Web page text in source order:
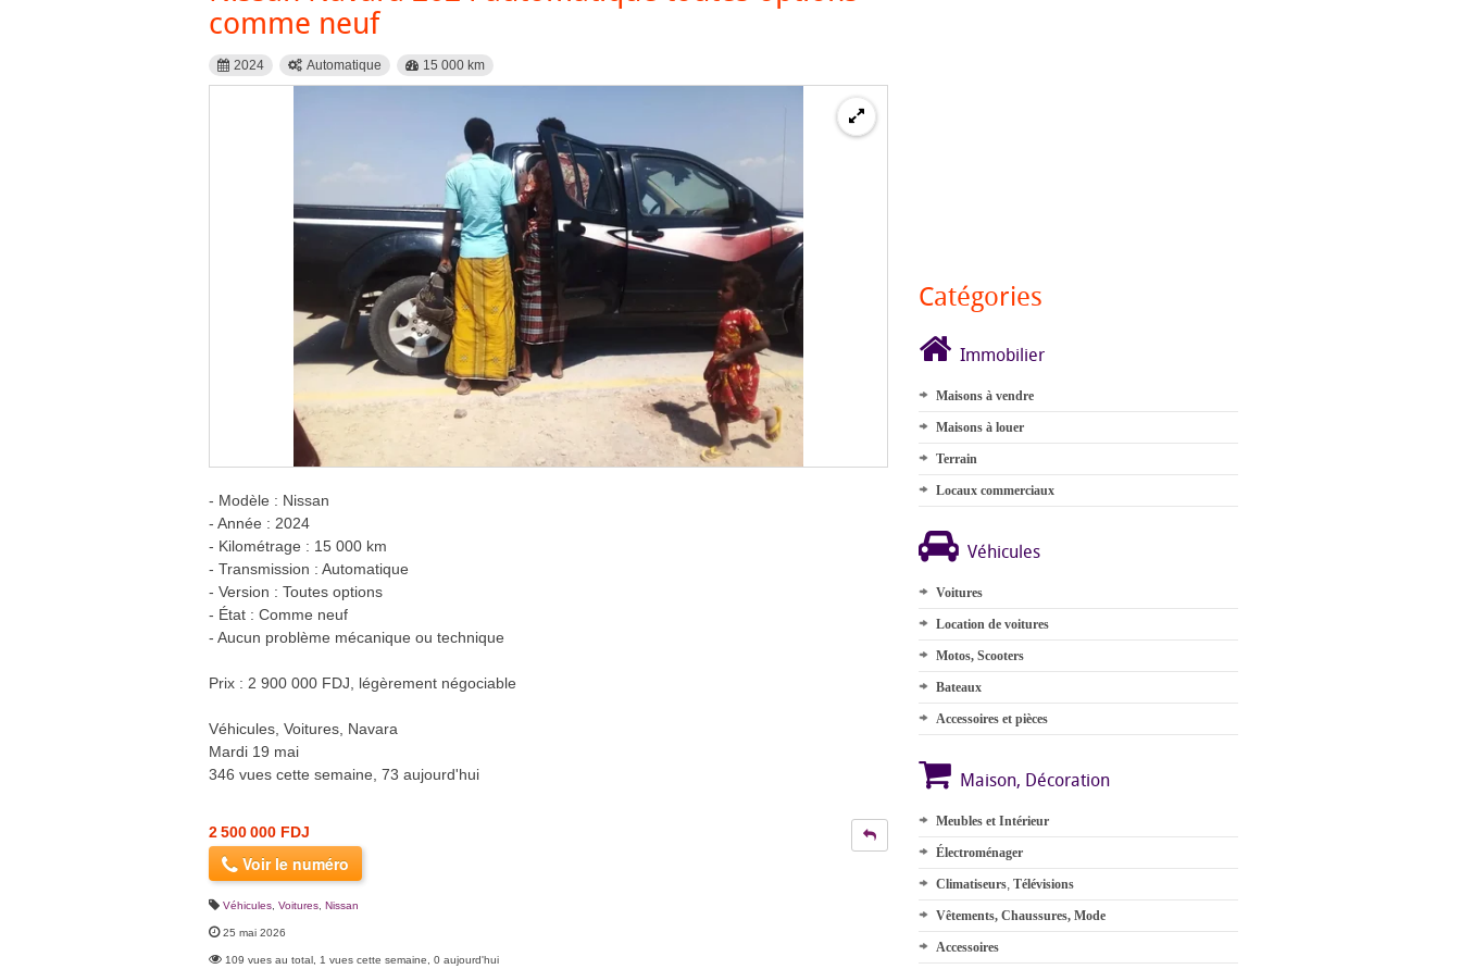
comme neuf
2024 Automatique 15 000 km
- Modèle : Nissan
- Année : 2024
- Kilométrage : 15 000 km
- Transmission : Automatique
- Version : Toutes options
- État : Comme neuf
- Aucun problème mécanique ou technique
Prix : 2 900 000 FDJ, légèrement négociable
Véhicules, Voitures, Navara
Mardi 19 mai
346 vues cette semaine, 73 aujourd'hui
2 500 000 FDJ
Voir le numéro
Véhicules Voitures Nissan
25 mai 2026
109 vues au total, 1 vues cette semaine, 0 aujourd'hui
Catégories
Immobilier
Maisons à vendre
Maisons à louer
Terrain
Locaux commerciaux
Véhicules
Voitures
Location de voitures
Motos, Scooters
Bateaux
Accessoires et pièces
Maison, Décoration
Meubles et Intérieur
Électroménager
Climatiseurs, Télévisions
Vêtements, Chaussures, Mode
Accessoires